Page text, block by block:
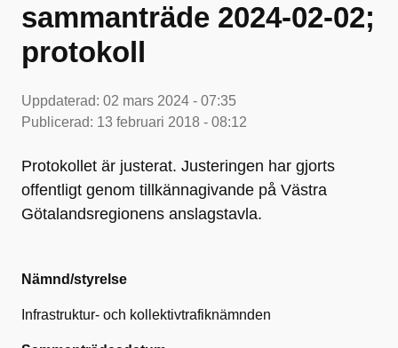
sammanträde 2024-02-02;
protokoll
Uppdaterad: 02 mars 2024 - 07:35
Publicerad: 13 februari 2018 - 08:12
Protokollet är justerat. Justeringen har gjorts
offentligt genom tillkännagivande på Västra
Götalandsregionens anslagstavla.
Nämnd/styrelse
Infrastruktur- och kollektivtrafiknämnden